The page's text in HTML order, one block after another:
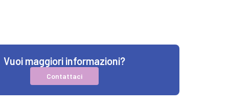
Vuoi maggiori informazioni?
Contattaci